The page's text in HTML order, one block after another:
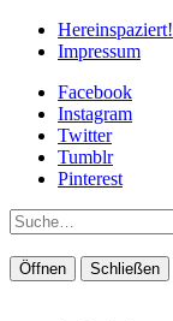
Hereinspaziert!
Impressum
Facebook
Instagram
Twitter
Tumblr
Pinterest
Suche
Öffnen Schließen